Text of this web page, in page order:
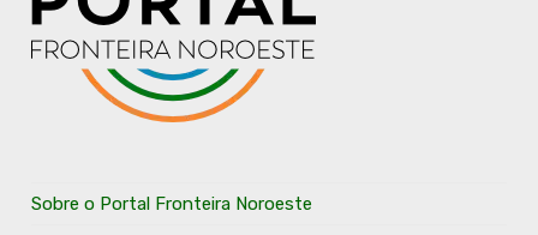
Sobre o Portal Fronteira Noroeste